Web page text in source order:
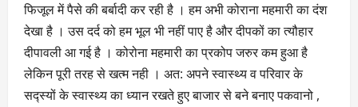
फिजूल में पैसे की बर्बादी कर रही है । हम अभी कोराना महमारी का दंश
देखा है । उस दर्द को हम भूल भी नहीं पाए है और दीपकों का त्यौहार
दीपावली आ गई है । कोरोना महमारी का प्रकोप जरुर कम हुआ है
लेकिन पूरी तरह से खत्म नही । अत: अपने स्वास्थ्य व परिवार के
सद्स्यों के स्वास्थ्य का ध्यान रखते हुए बाजार से बने बनाए पकवानो ,